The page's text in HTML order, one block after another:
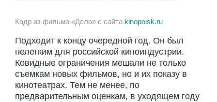
Кадр из фильма «Дело» с сайта kinopoisk.ru
Подходит к концу очередной год. Он был
нелегким для российской киноиндустрии.
Ковидные ограничения мешали не только
съемкам новых фильмов, но и их показу в
кинотеатрах. Тем не менее, по
предварительным оценкам, в уходящем году